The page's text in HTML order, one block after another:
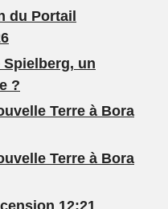
du Portail
un
?
Terre à Bora
Terre à Bora